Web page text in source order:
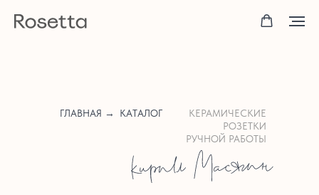
КЕРАМИЧЕСКИЕ
РОЗЕТКИ
РУЧНОЙ РАБОТЫ
ГЛАВНАЯ → КАТАЛОГ